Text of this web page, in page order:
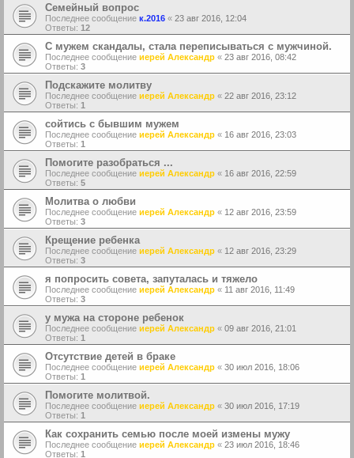
Семейный вопрос
Последнее сообщение к.2016 « 23 авг 2016, 12:04
Ответы: 12
С мужем скандалы, стала переписываться с мужчиной.
Последнее сообщение иерей Александр « 23 авг 2016, 08:42
Ответы: 3
Подскажите молитву
Последнее сообщение иерей Александр « 22 авг 2016, 23:12
Ответы: 1
сойтись с бывшим мужем
Последнее сообщение иерей Александр « 16 авг 2016, 23:03
Ответы: 1
Помогите разобраться ...
Последнее сообщение иерей Александр « 16 авг 2016, 22:59
Ответы: 5
Молитва о любви
Последнее сообщение иерей Александр « 12 авг 2016, 23:59
Ответы: 3
Крещение ребенка
Последнее сообщение иерей Александр « 12 авг 2016, 23:29
Ответы: 3
я попросить совета, запуталась и тяжело
Последнее сообщение иерей Александр « 11 авг 2016, 11:49
Ответы: 3
у мужа на стороне ребенок
Последнее сообщение иерей Александр « 09 авг 2016, 21:01
Ответы: 1
Отсутствие детей в браке
Последнее сообщение иерей Александр « 30 июл 2016, 18:06
Ответы: 1
Помогите молитвой.
Последнее сообщение иерей Александр « 30 июл 2016, 17:19
Ответы: 1
Как сохранить семью после моей измены мужу
Последнее сообщение иерей Александр « 23 июл 2016, 18:46
Ответы: 1